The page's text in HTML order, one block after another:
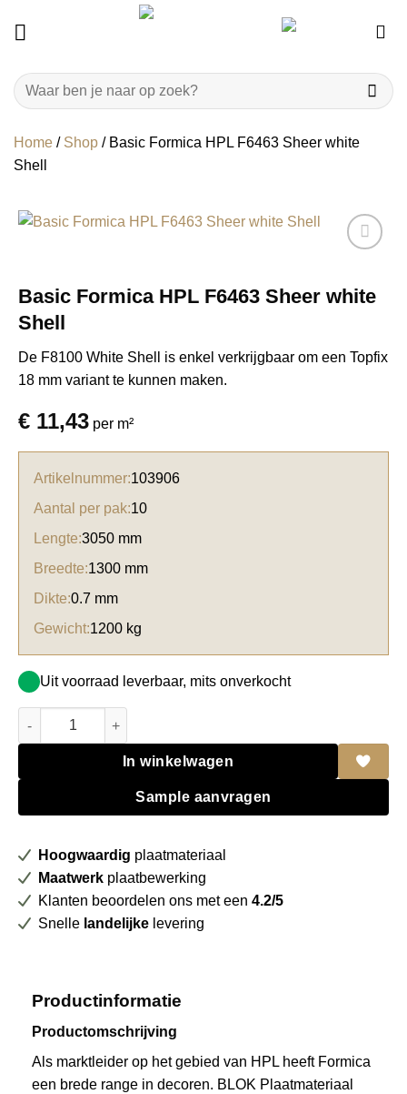
Zoeken
naar:
Home / Shop / Basic Formica HPL F6463 Sheer white
Shell
Basic Formica HPL F6463 Sheer white
Shell
De F8100 White Shell is enkel verkrijgbaar om een Topfix
18 mm variant te kunnen maken.
€ 11,43 per m²
Artikelnummer:103906
Aantal per pak:10
Lengte:3050 mm
Breedte:1300 mm
Dikte:0.7 mm
Gewicht:1200 kg
Uit voorraad leverbaar, mits onverkocht
Basic Formica HPL F6463 Sheer white Shell aantal
In winkelwagen
Sample aanvragen
Hoogwaardig plaatmateriaal
Maatwerk plaatbewerking
Klanten beoordelen ons met een 4.2/5
Snelle landelijke levering
Productinformatie
Productomschrijving
Als marktleider op het gebied van HPL heeft Formica
een brede range in decoren. BLOK Plaatmateriaal